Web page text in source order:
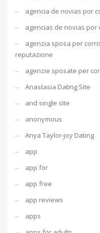
agencia de novias por
agencias de novias por
agenzia sposa per
reputazione
agenzie sposate per
Anastasia Dating Site
and single site
anonymous
Anya Taylor-joy Dating
app
app for
app free
app reviews
apps